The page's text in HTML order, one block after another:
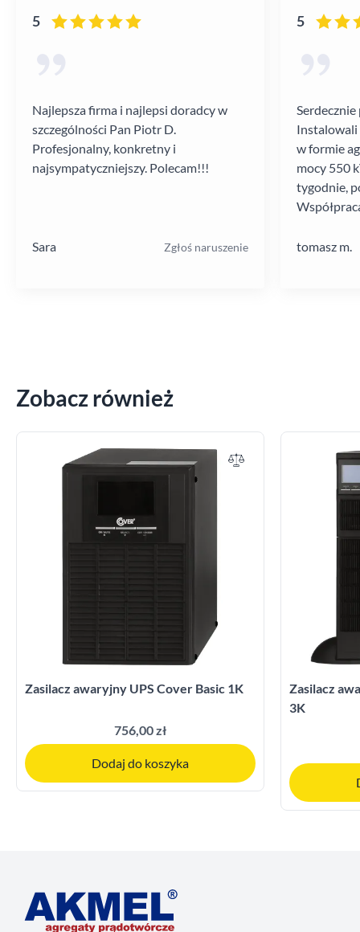
5
Najlepsza firma i najlepsi doradcy w
szczególności Pan Piotr D.
Profesjonalny, konkretny i
najsympatyczniejszy. Polecam!!!
Sara Zgłoś naruszenie
5
Instalowali
w formie
mocy 550
tygodnie,
tomasz m.
Zobacz również
Zasilacz awaryjny UPS Cover Basic 1K
756,00 zł
Dodaj do koszyka
Zasilacz
3K